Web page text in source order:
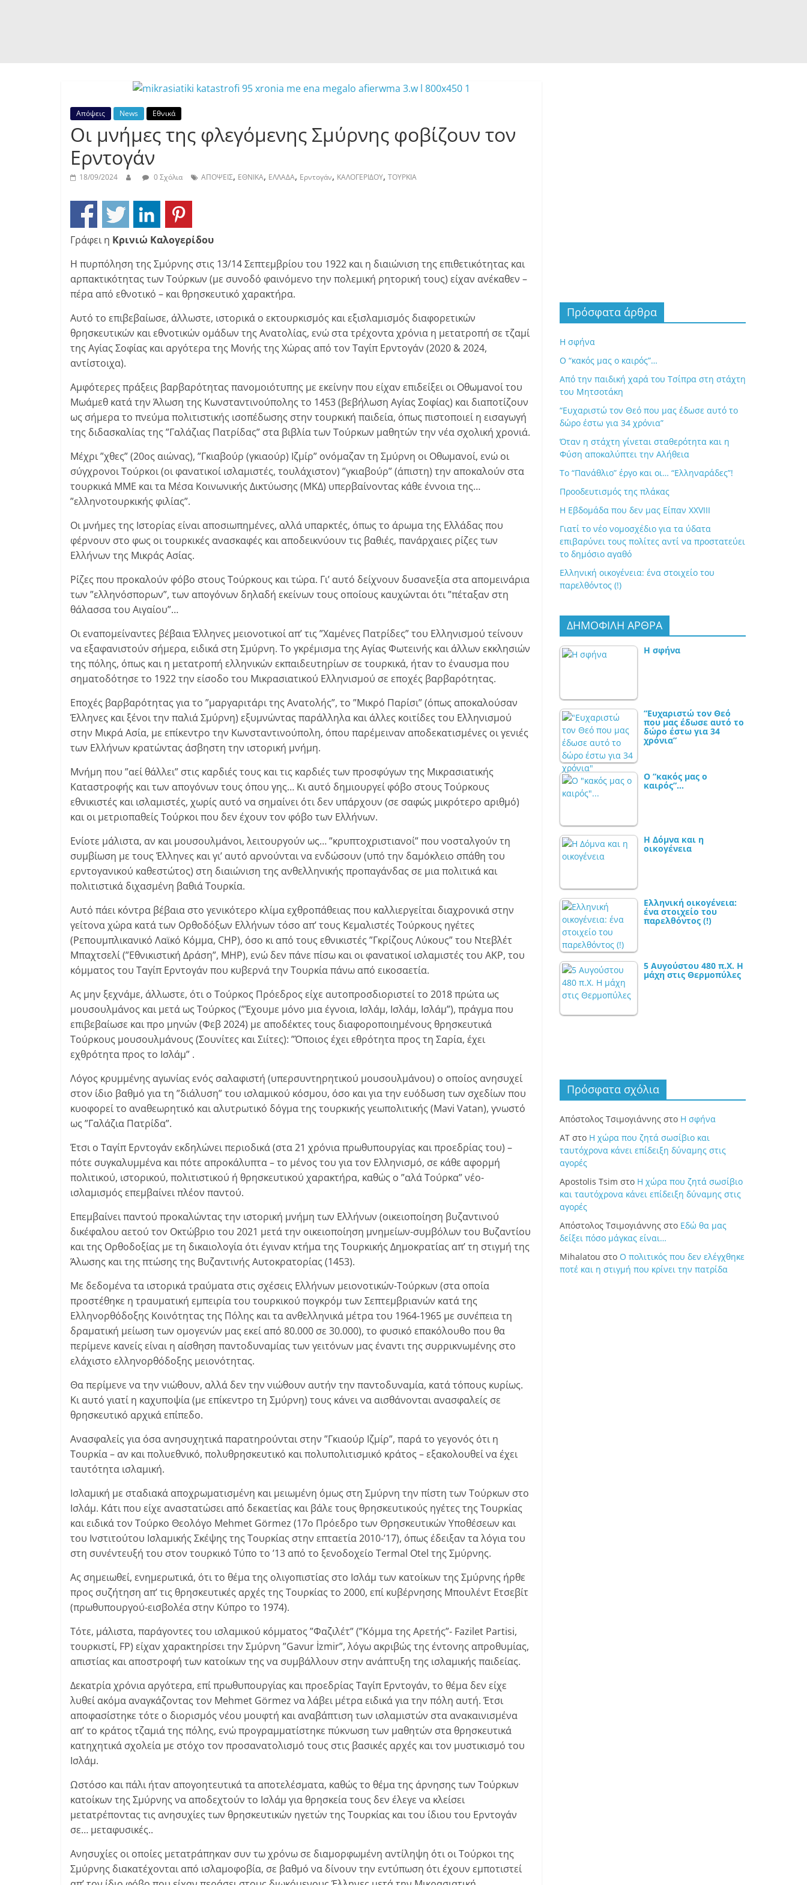
Απόψεις News Εθνικά
Οι μνήμες της φλεγόμενης Σμύρνης φοβίζουν τον
Ερντογάν
18/09/2024 0 Σχόλια ΑΠΟΨΕΙΣ, ΕΘΝΙΚΑ, ΕΛΛΑΔΑ, Ερντογάν, ΚΑΛΟΓΕΡΙΔΟΥ, ΤΟΥΡΚΙΑ
Γράφει η Κρινιώ Καλογερίδου
Η πυρπόληση της Σμύρνης στις 13/14 Σεπτεμβρίου του 1922 και η διαιώνιση της επιθετικότητας και
αρπακτικότητας των Τούρκων (με συνοδό φαινόμενο την πολεμική ρητορική τους) είχαν ανέκαθεν –
πέρα από εθνοτικό – και θρησκευτικό χαρακτήρα.
Αυτό το επιβεβαίωσε, άλλωστε, ιστορικά ο εκτουρκισμός και εξισλαμισμός διαφορετικών
θρησκευτικών και εθνοτικών ομάδων της Ανατολίας, ενώ στα τρέχοντα χρόνια η μετατροπή σε τζαμί
της Αγίας Σοφίας και αργότερα της Μονής της Χώρας από τον Ταγίπ Ερντογάν (2020 & 2024,
αντίστοιχα).
Αμφότερες πράξεις βαρβαρότητας πανομοιότυπης με εκείνην που είχαν επιδείξει οι Οθωμανοί του
Μωάμεθ κατά την Άλωση της Κωνσταντινούπολης το 1453 (βεβήλωση Αγίας Σοφίας) και διαποτίζουν
ως σήμερα το πνεύμα πολιτιστικής ισοπέδωσης στην τουρκική παιδεία, όπως πιστοποιεί η εισαγωγή
της διδασκαλίας της ”Γαλάζιας Πατρίδας” στα βιβλία των Τούρκων μαθητών την νέα σχολική χρονιά.
Μέχρι ”χθες” (20ος αιώνας), ”Γκιαβούρ (γκιαούρ) Ιζμίρ” ονόμαζαν τη Σμύρνη οι Οθωμανοί, ενώ οι
σύγχρονοι Τούρκοι (οι φανατικοί ισλαμιστές, τουλάχιστον) ”γκιαβούρ” (άπιστη) την αποκαλούν στα
τουρκικά ΜΜΕ και τα Μέσα Κοινωνικής Δικτύωσης (ΜΚΔ) υπερβαίνοντας κάθε έννοια της…
”ελληνοτουρκικής φιλίας”.
Οι μνήμες της Ιστορίας είναι αποσιωπημένες, αλλά υπαρκτές, όπως το άρωμα της Ελλάδας που
φέρνουν στο φως οι τουρκικές ανασκαφές και αποδεικνύουν τις βαθιές, πανάρχαιες ρίζες των
Ελλήνων της Μικράς Ασίας.
Ρίζες που προκαλούν φόβο στους Τούρκους και τώρα. Γι’ αυτό δείχνουν δυσανεξία στα απομεινάρια
των ”ελληνόσπορων”, των απογόνων δηλαδή εκείνων τους οποίους καυχώνται ότι ”πέταξαν στη
θάλασσα του Αιγαίου”…
Οι εναπομείναντες βέβαια Έλληνες μειονοτικοί απ’ τις ”Χαμένες Πατρίδες” του Ελληνισμού τείνουν
να εξαφανιστούν σήμερα, ειδικά στη Σμύρνη. Το γκρέμισμα της Αγίας Φωτεινής και άλλων εκκλησιών
της πόλης, όπως και η μετατροπή ελληνικών εκπαιδευτηρίων σε τουρκικά, ήταν το έναυσμα που
σηματοδότησε το 1922 την είσοδο του Μικρασιατικού Ελληνισμού σε εποχές βαρβαρότητας.
Εποχές βαρβαρότητας για το ”μαργαριτάρι της Ανατολής”, το ”Μικρό Παρίσι” (όπως αποκαλούσαν
Έλληνες και ξένοι την παλιά Σμύρνη) εξυμνώντας παράλληλα και άλλες κοιτίδες του Ελληνισμού
στην Μικρά Ασία, με επίκεντρο την Κωνσταντινούπολη, όπου παρέμειναν αποδεκατισμένες οι γενιές
των Ελλήνων κρατώντας άσβηστη την ιστορική μνήμη.
Μνήμη που ”αεί θάλλει” στις καρδιές τους και τις καρδιές των προσφύγων της Μικρασιατικής
Καταστροφής και των απογόνων τους όπου γης… Κι αυτό δημιουργεί φόβο στους Τούρκους
εθνικιστές και ισλαμιστές, χωρίς αυτό να σημαίνει ότι δεν υπάρχουν (σε σαφώς μικρότερο αριθμό)
και οι μετριοπαθείς Τούρκοι που δεν έχουν τον φόβο των Ελλήνων.
Ενίοτε μάλιστα, αν και μουσουλμάνοι, λειτουργούν ως… ”κρυπτοχριστιανοί” που νοσταλγούν τη
συμβίωση με τους Έλληνες και γι’ αυτό αρνούνται να ενδώσουν (υπό την δαμόκλειο σπάθη του
ερντογανικού καθεστώτος) στη διαιώνιση της ανθελληνικής προπαγάνδας σε μια πολιτικά και
πολιτιστικά διχασμένη βαθιά Τουρκία.
Αυτό πάει κόντρα βέβαια στο γενικότερο κλίμα εχθροπάθειας που καλλιεργείται διαχρονικά στην
γείτονα χώρα κατά των Ορθοδόξων Ελλήνων τόσο απ’ τους Κεμαλιστές Τούρκους ηγέτες
(Ρεπουμπλικανικό Λαϊκό Κόμμα, CHP), όσο κι από τους εθνικιστές ”Γκρίζους Λύκους” του Ντεβλέτ
Μπαχτσελί (”Εθνικιστική Δράση”, MHP), ενώ δεν πάνε πίσω και οι φανατικοί ισλαμιστές του AKP, του
κόμματος του Ταγίπ Ερντογάν που κυβερνά την Τουρκία πάνω από εικοσαετία.
Ας μην ξεχνάμε, άλλωστε, ότι ο Τούρκος Πρόεδρος είχε αυτοπροσδιοριστεί το 2018 πρώτα ως
μουσουλμάνος και μετά ως Τούρκος (”Έχουμε μόνο μια έγνοια, Ισλάμ, Ισλάμ, Ισλάμ”), πράγμα που
επιβεβαίωσε και προ μηνών (Φεβ 2024) με αποδέκτες τους διαφοροποιημένους θρησκευτικά
Τούρκους μουσουλμάνους (Σουνίτες και Σιίτες): ”Όποιος έχει εθρότητα προς τη Σαρία, έχει
εχθρότητα προς το Ισλάμ” .
Λόγος κρυμμένης αγωνίας ενός σαλαφιστή (υπερσυντηρητικού μουσουλμάνου) ο οποίος ανησυχεί
στον ίδιο βαθμό για τη ”διάλυση” του ισλαμικού κόσμου, όσο και για την ευόδωση των σχεδίων που
κυοφορεί το αναθεωρητικό και αλυτρωτικό δόγμα της τουρκικής γεωπολιτικής (Mavi Vatan), γνωστό
ως ”Γαλάζια Πατρίδα”.
Έτσι ο Ταγίπ Ερντογάν εκδηλώνει περιοδικά (στα 21 χρόνια πρωθυπουργίας και προεδρίας του) –
πότε συγκαλυμμένα και πότε απροκάλυπτα – το μένος του για τον Ελληνισμό, σε κάθε αφορμή
πολιτικού, ιστορικού, πολιτιστικού ή θρησκευτικού χαρακτήρα, καθώς ο ”αλά Τούρκα” νέο-
ισλαμισμός επεμβαίνει πλέον παντού.
Επεμβαίνει παντού προκαλώντας την ιστορική μνήμη των Ελλήνων (οικειοποίηση βυζαντινού
δικέφαλου αετού τον Οκτώβριο του 2021 μετά την οικειοποίηση μνημείων-συμβόλων του Βυζαντίου
και της Ορθοδοξίας με τη δικαιολογία ότι έγιναν κτήμα της Τουρκικής Δημοκρατίας απ’ τη στιγμή της
Άλωσης και της πτώσης της Βυζαντινής Αυτοκρατορίας (1453).
Με δεδομένα τα ιστορικά τραύματα στις σχέσεις Ελλήνων μειονοτικών-Τούρκων (στα οποία
προστέθηκε η τραυματική εμπειρία του τουρκικού πογκρόμ των Σεπτεμβριανών κατά της
Ελληνορθόδοξης Κοινότητας της Πόλης και τα ανθελληνικά μέτρα του 1964-1965 με συνέπεια τη
δραματική μείωση των ομογενών μας εκεί από 80.000 σε 30.000), το φυσικό επακόλουθο που θα
περίμενε κανείς είναι η αίσθηση παντοδυναμίας των γειτόνων μας έναντι της συρρικνωμένης στο
ελάχιστο ελληνορθόδοξης μειονότητας.
Θα περίμενε να την νιώθουν, αλλά δεν την νιώθουν αυτήν την παντοδυναμία, κατά τόπους κυρίως.
Κι αυτό γιατί η καχυποψία (με επίκεντρο τη Σμύρνη) τους κάνει να αισθάνονται ανασφαλείς σε
θρησκευτικό αρχικά επίπεδο.
Ανασφαλείς για όσα ανησυχητικά παρατηρούνται στην ”Γκιαούρ Ιζμίρ”, παρά το γεγονός ότι η
Τουρκία – αν και πολυεθνικό, πολυθρησκευτικό και πολυπολιτισμικό κράτος – εξακολουθεί να έχει
ταυτότητα ισλαμική.
Ισλαμική με σταδιακά αποχρωματισμένη και μειωμένη όμως στη Σμύρνη την πίστη των Τούρκων στο
Ισλάμ. Κάτι που είχε αναστατώσει από δεκαετίας και βάλε τους θρησκευτικούς ηγέτες της Τουρκίας
και ειδικά τον Τούρκο Θεολόγο Mehmet Görmez (17ο Πρόεδρο των Θρησκευτικών Υποθέσεων και
του Ινστιτούτου Ισλαμικής Σκέψης της Τουρκίας στην επταετία 2010-’17), όπως έδειξαν τα λόγια του
στη συνέντευξή του στον τουρκικό Τύπο το ’13 από το ξενοδοχείο Termal Otel της Σμύρνης.
Ας σημειωθεί, ενημερωτικά, ότι το θέμα της ολιγοπιστίας στο Ισλάμ των κατοίκων της Σμύρνης ήρθε
προς συζήτηση απ’ τις θρησκευτικές αρχές της Τουρκίας το 2000, επί κυβέρνησης Μπουλέντ Ετσεβίτ
(πρωθυπουργού-εισβολέα στην Κύπρο το 1974).
Τότε, μάλιστα, παράγοντες του ισλαμικού κόμματος ”Φαζιλέτ” (”Κόμμα της Αρετής”- Fazilet Partisi,
τουρκιστί, FP) είχαν χαρακτηρίσει την Σμύρνη ”Gavur İzmir”, λόγω ακριβώς της έντονης απροθυμίας,
απιστίας και αποστροφή των κατοίκων της να συμβάλλουν στην ανάπτυξη της ισλαμικής παιδείας.
Δεκατρία χρόνια αργότερα, επί πρωθυπουργίας και προεδρίας Ταγίπ Ερντογάν, το θέμα δεν είχε
λυθεί ακόμα αναγκάζοντας τον Mehmet Görmez να λάβει μέτρα ειδικά για την πόλη αυτή. Έτσι
αποφασίστηκε τότε ο διορισμός νέου μουφτή και αναβάπτιση των ισλαμιστών στα ανακαινισμένα
απ’ το κράτος τζαμιά της πόλης, ενώ προγραμματίστηκε πύκνωση των μαθητών στα θρησκευτικά
κατηχητικά σχολεία με στόχο τον προσανατολισμό τους στις βασικές αρχές και τον μυστικισμό του
Ισλάμ.
Ωστόσο και πάλι ήταν απογοητευτικά τα αποτελέσματα, καθώς το θέμα της άρνησης των Τούρκων
κατοίκων της Σμύρνης να αποδεχτούν το Ισλάμ για θρησκεία τους δεν έλεγε να κλείσει
μετατρέποντας τις ανησυχίες των θρησκευτικών ηγετών της Τουρκίας και του ίδιου του Ερντογάν
σε… μεταφυσικές..
Ανησυχίες οι οποίες μετατράπηκαν συν τω χρόνω σε διαμορφωμένη αντίληψη ότι οι Τούρκοι της
Σμύρνης διακατέχονται από ισλαμοφοβία, σε βαθμό να δίνουν την εντύπωση ότι έχουν εμποτιστεί
Πρόσφατα άρθρα
Η σφήνα
Ο “κακός μας ο καιρός”…
Από την παιδική χαρά του Τσίπρα στη στάχτη
του Μητσοτάκη
“Ευχαριστώ τον Θεό που μας έδωσε αυτό το
δώρο έστω για 34 χρόνια”
Όταν η στάχτη γίνεται σταθερότητα και η
Φύση αποκαλύπτει την Αλήθεια
Το “Πανάθλιο” έργο και οι… “Ελληναράδες”!
Προοδευτισμός της πλάκας
Η Εβδομάδα που δεν μας Είπαν XXVIII
Γιατί το νέο νομοσχέδιο για τα ύδατα
επιβαρύνει τους πολίτες αντί να προστατεύει
το δημόσιο αγαθό
Ελληνική οικογένεια: ένα στοιχείο του
παρελθόντος (!)
ΔΗΜΟΦΙΛΗ ΑΡΘΡΑ
Η σφήνα
“Ευχαριστώ τον Θεό
που μας έδωσε αυτό το
δώρο έστω για 34
χρόνια”
Ο “κακός μας ο
καιρός”…
Η Δόμνα και η
οικογένεια
Ελληνική οικογένεια:
ένα στοιχείο του
παρελθόντος (!)
5 Αυγούστου 480 π.Χ. Η
μάχη στις Θερμοπύλες
Πρόσφατα σχόλια
Απόστολος Τσιμογιάννης στο Η σφήνα
ΑΤ στο Η χώρα που ζητά σωσίβιο και
ταυτόχρονα κάνει επίδειξη δύναμης στις
αγορές
Apostolis Tsim στο Η χώρα που ζητά σωσίβιο
και ταυτόχρονα κάνει επίδειξη δύναμης στις
αγορές
Απόστολος Τσιμογιάννης στο Εδώ θα μας
δείξει πόσο μάγκας είναι…
Mihalatou στο Ο πολιτικός που δεν ελέγχθηκε
ποτέ και η στιγμή που κρίνει την πατρίδα